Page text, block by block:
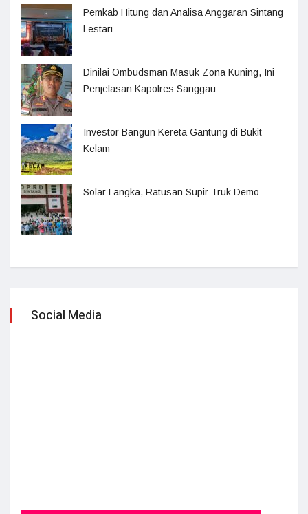
Pemkab Hitung dan Analisa Anggaran Sintang
Lestari
Dinilai Ombudsman Masuk Zona Kuning, Ini
Penjelasan Kapolres Sanggau
Investor Bangun Kereta Gantung di Bukit
Kelam
Solar Langka, Ratusan Supir Truk Demo
Social Media